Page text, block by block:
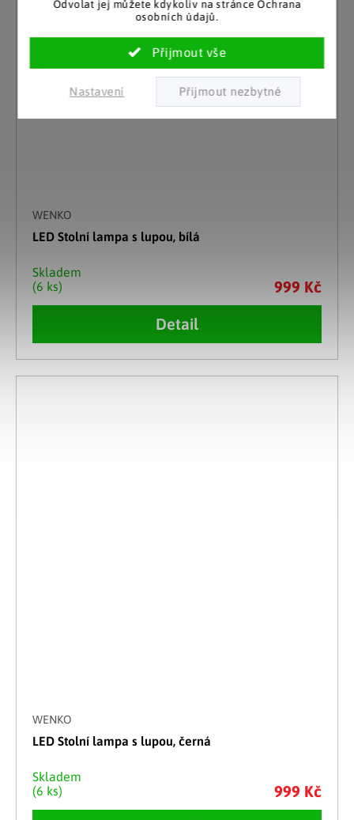
Odvolat jej můžete kdykoliv na stránce Ochrana
osobních údajů.
Nastavení
WENKO
LED Stolní lampa s lupou, bílá
Skladem
(6 ks)
999 Kč
Detail
WENKO
LED Stolní lampa s lupou, černá
Skladem
(6 ks)
999 Kč